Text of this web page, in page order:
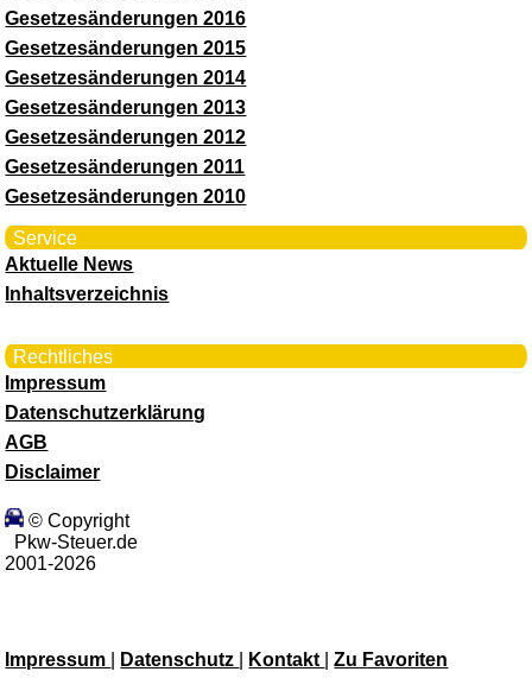
Gesetzesänderungen 2016
Gesetzesänderungen 2015
Gesetzesänderungen 2014
Gesetzesänderungen 2013
Gesetzesänderungen 2012
Gesetzesänderungen 2011
Gesetzesänderungen 2010
Service
Aktuelle News
Inhaltsverzeichnis
Rechtliches
Impressum
Datenschutzerklärung
AGB
Disclaimer
© Copyright
Pkw-Steuer.de
2001-2026
Impressum Datenschutz Kontakt |Zu Favoriten